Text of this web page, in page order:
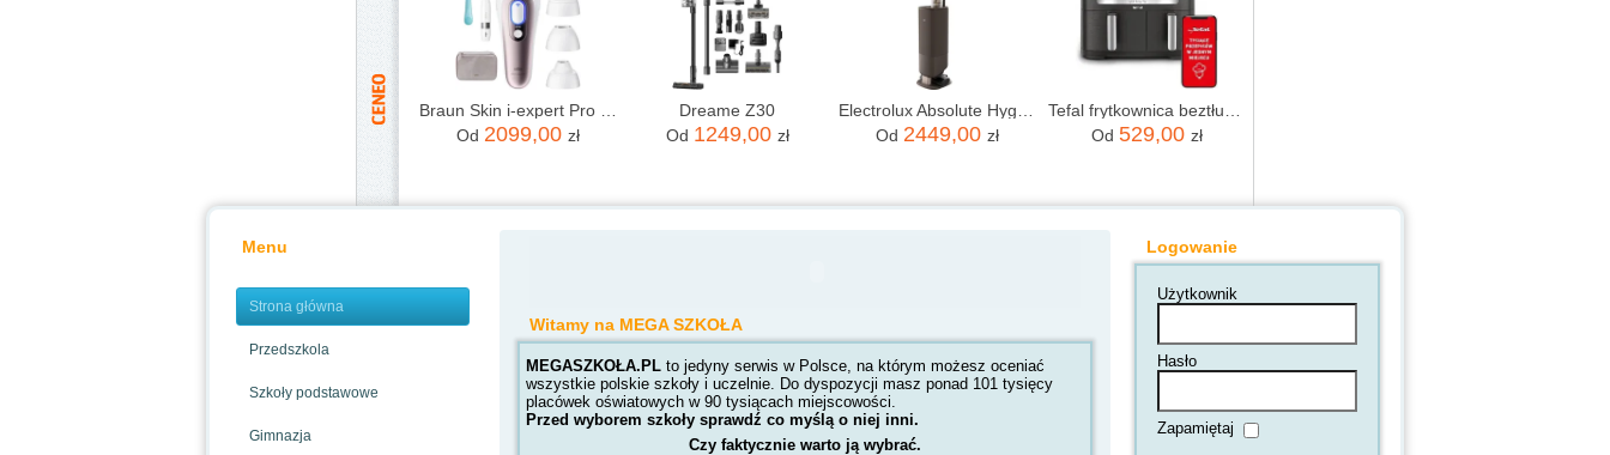
Od 2099,00 zł
Dreame Z30
Od 1249,00 zł
Od 2449,00 zł
Od 529,00 zł
Menu
Strona główna
Przedszkola
Szkoły podstawowe
Gimnazja
Witamy na MEGA SZKOŁA
MEGASZKOŁA.PL to jedyny serwis w Polsce, na którym możesz oceniać
wszystkie polskie szkoły i uczelnie. Do dyspozycji masz ponad 101 tysięcy
placówek oświatowych w 90 tysiącach miejscowości.
Przed wyborem szkoły sprawdź co myślą o niej inni.
Czy faktycznie warto ją wybrać.
Logowanie
Użytkownik
Hasło
Zapamiętaj